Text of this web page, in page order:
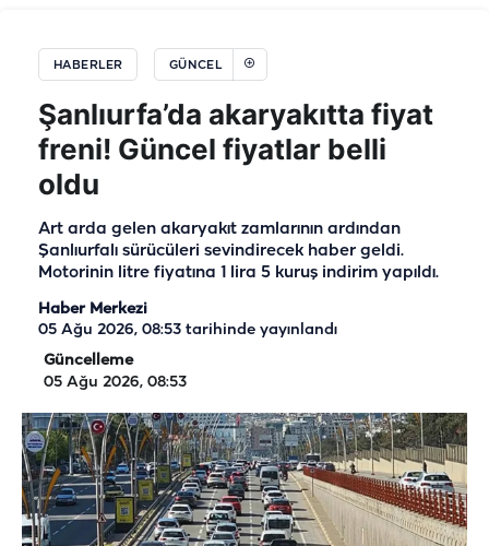
HABERLER GÜNCEL
Şanlıurfa’da akaryakıtta fiyat
freni! Güncel fiyatlar belli
oldu
Art arda gelen akaryakıt zamlarının ardından
Şanlıurfalı sürücüleri sevindirecek haber geldi.
Motorinin litre fiyatına 1 lira 5 kuruş indirim yapıldı.
Haber Merkezi
05 Ağu 2026, 08:53 tarihinde yayınlandı
Güncelleme
05 Ağu 2026, 08:53